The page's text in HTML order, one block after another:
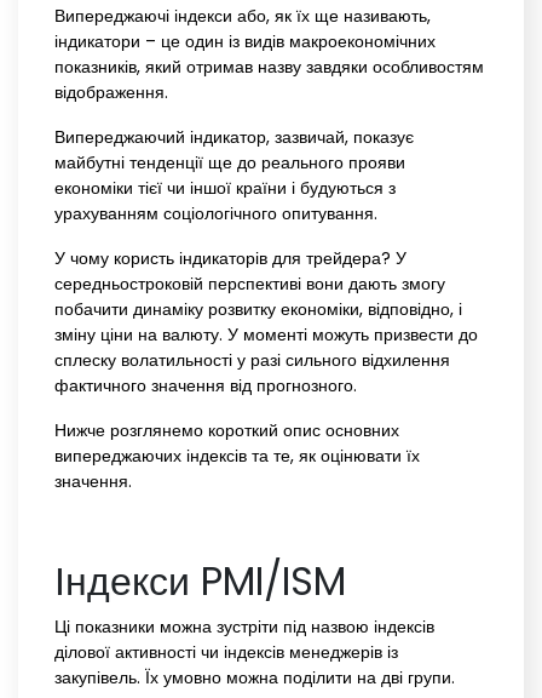
Випереджаючі індекси або, як їх ще називають,
індикатори – це один із видів макроекономічних
показників, який отримав назву завдяки особливостям
відображення.
Випереджаючий індикатор, зазвичай, показує
майбутні тенденції ще до реального прояви
економіки тієї чи іншої країни і будуються з
урахуванням соціологічного опитування.
У чому користь індикаторів для трейдера? У
середньостроковій перспективі вони дають змогу
побачити динаміку розвитку економіки, відповідно, і
зміну ціни на валюту. У моменті можуть призвести до
сплеску волатильності у разі сильного відхилення
фактичного значення від прогнозного.
Нижче розглянемо короткий опис основних
випереджаючих індексів та те, як оцінювати їх
значення.
Індекси PMI/ISM
Ці показники можна зустріти під назвою індексів
ділової активності чи індексів менеджерів із
закупівель. Їх умовно можна поділити на дві групи.